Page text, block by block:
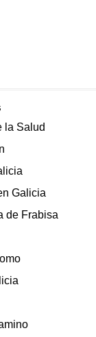
la Salud
Galicia
de Frabisa